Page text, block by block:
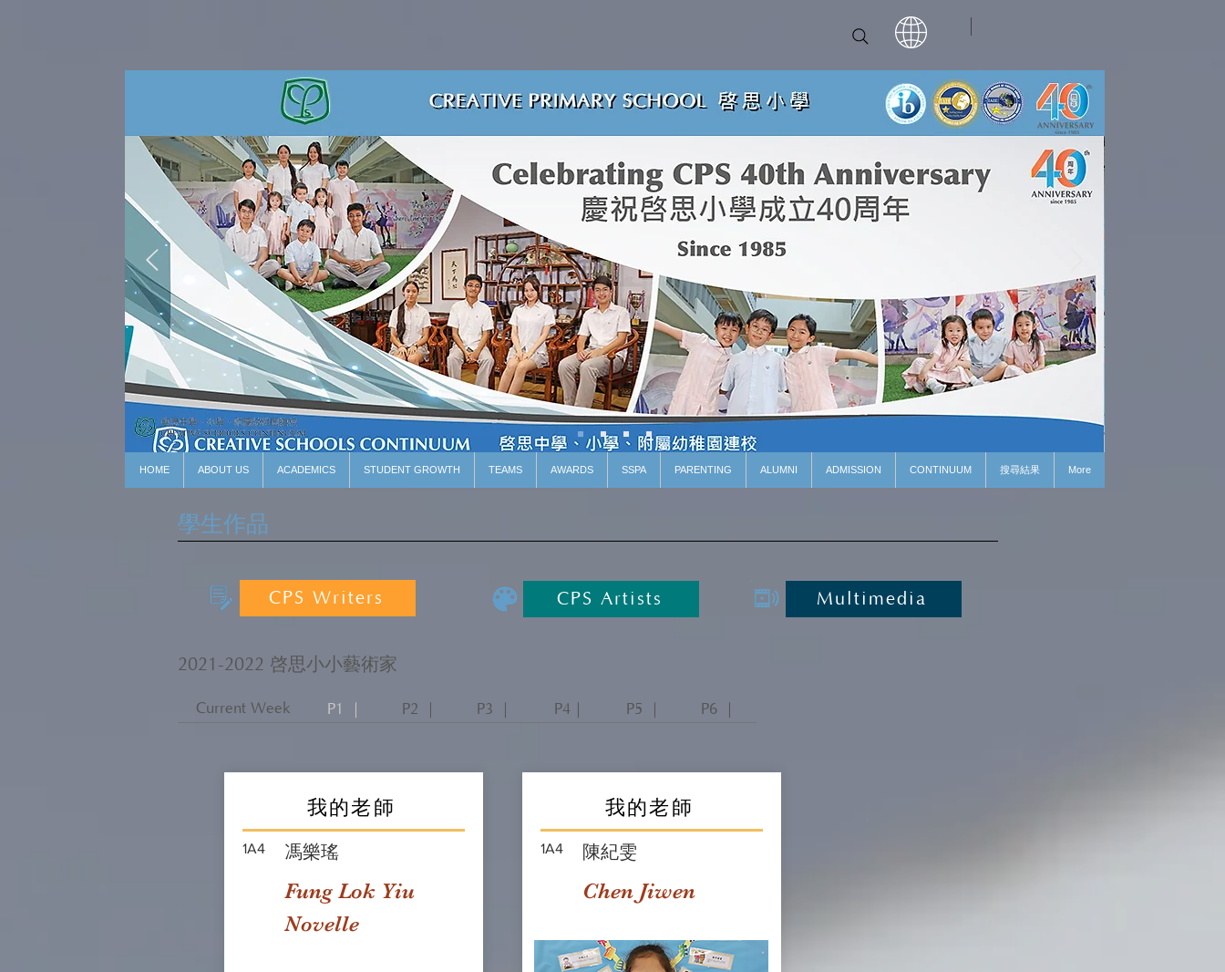
HOME ABOUT US ACADEMICS STUDENT GROWTH TEAMS AWARDS SSPA PARENTING ALUMNI ADMISSION CONTINUUM 搜尋結果 More
學生作品
CPS Writers CPS Artists Multimedia
2021-2022 啓思小小藝術家
Current Week P1 ｜ P2 ｜ P3 ｜ P4｜ P5 ｜ P6 ｜
我的老師
1A4 馮樂瑤
Fung Lok Yiu
Novelle
我的老師
1A4 陳紀雯
Chen Jiwen